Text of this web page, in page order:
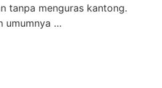
tanpa menguras kantong.
umumnya …